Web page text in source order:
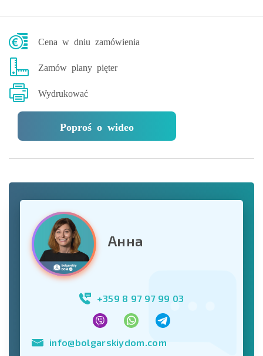
Cena w dniu zamówienia
Zamów plany pięter
Wydrukować
Poproś o wideo
Анна
+359 8 97 97 99 03
info@bolgarskiydom.com